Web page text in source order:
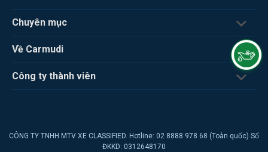
Chuyên mục
Về Carmudi
Công ty thành viên
CÔNG TY TNHH MTV XE CLASSIFIED. Hotline: 02 8888 978 68 (Toàn quốc) Số
ĐKKD: 0312648170